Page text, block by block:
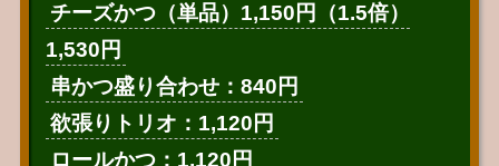
チーズかつ（単品）1,150円（1.5倍）
1,530円
串かつ盛り合わせ：840円
欲張りトリオ：1,120円
ロールかつ：1,120円